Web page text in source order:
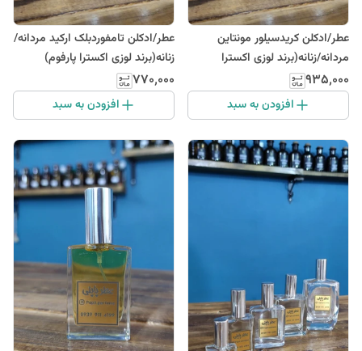
عطر/ادکلن کریدسیلور مونتاین
مردانه/زنانه(برند لوزی اکسترا
پارفوم)
۹۳۵٬۰۰۰
افزودن به سبد
عطر/ادکلن تامفوردبلک ارکید مردانه/
زنانه(برند لوزی اکسترا پارفوم)
۷۷۰٬۰۰۰
افزودن به سبد